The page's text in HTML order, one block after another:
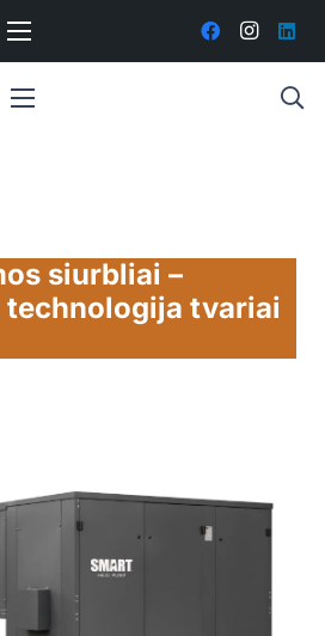
siurbliai –
technologija tvariai